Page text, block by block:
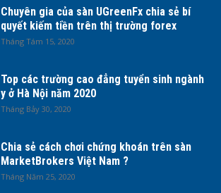
Chuyên gia của sàn UGreenFx chia sẻ bí
quyết kiếm tiền trên thị trường forex
Tháng Tám 15, 2020
Top các trường cao đẳng tuyển sinh ngành
y ở Hà Nội năm 2020
Tháng Bảy 30, 2020
Chia sẻ cách chơi chứng khoán trên sàn
MarketBrokers Việt Nam ?
Tháng Năm 25, 2020